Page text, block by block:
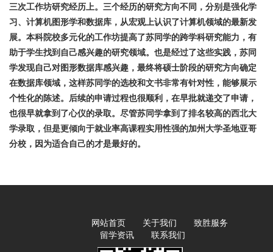
三次工作坊研究经历上。三个经历的研究方向不同，分别是强化学
习、计算机图形学和数据库，从宏观上认识了计算机领域的最新发
展。本科院校多元化的工作坊提高了苏同学的跨学科研究能力，有
助于学生找到自己感兴趣的研究领域。也是经过了这些实践，苏同
学发现自己对图形数据库感兴趣，最终将硕士阶段的研究方向确定
在数据库领域，这样苏同学的选校和文书非常有针对性，能够展示
个性化的陈述。后续的申请过程也很顺利，在早批就递交了申请，
也很早就拿到了心仪的录取。尽管苏同学拿到了排名较高的西北大
学录取，但是更倾向于就业率高课程实用性强的加州大学圣地亚哥
分校，因为适合自己的才是最好的。
网站首页 关于我们
致胜服务
留学资讯
联系我们